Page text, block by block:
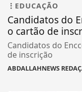
EDUCAÇÃO
Candidatos do
o cartão de
Candidatos do
de inscrição
ABDALLAHNEWS